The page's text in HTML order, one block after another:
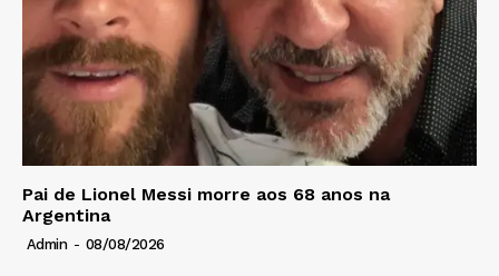
Pai de Lionel Messi morre aos 68 anos na
Argentina
Admin - 08/08/2026